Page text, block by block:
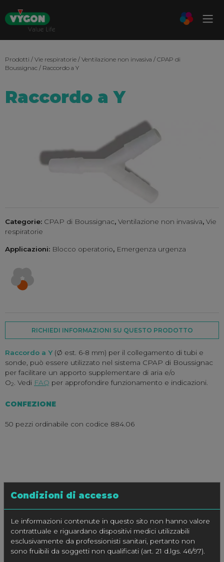
Condizioni di accesso
Le informazioni contenute in questo sito non hanno valore
contrattuale e riguardano dispositivi medici utilizzabili
esclusivamente da professionisti sanitari, pertanto non
sono fruibili da soggetti non qualificati (art. 21 d.lgs. 46/97).
Prodotti / Vie respiratorie / Ventilazione non invasiva / CPAP di
Boussignac / Raccordo a Y
Raccordo a Y
Categorie: CPAP di Boussignac, Ventilazione non invasiva, Vie
respiratorie
Applicazioni: Blocco operatorio, Emergenza urgenza
RICHIEDI INFORMAZIONI SU QUESTO PRODOTTO
Raccordo a Y (Ø est. 6-8 mm) per il collegamento di tubi e
sonde, può essere utilizzato nel sistema CPAP di Boussignac
per facilitare un apporto supplementare di aria e/o
O2 . Vedi FAQ per approfondire funzionamento e indicazioni.
CONFEZIONE
50 pezzi ordinabile con codice 884.06
PRODOTTI CORRELATI